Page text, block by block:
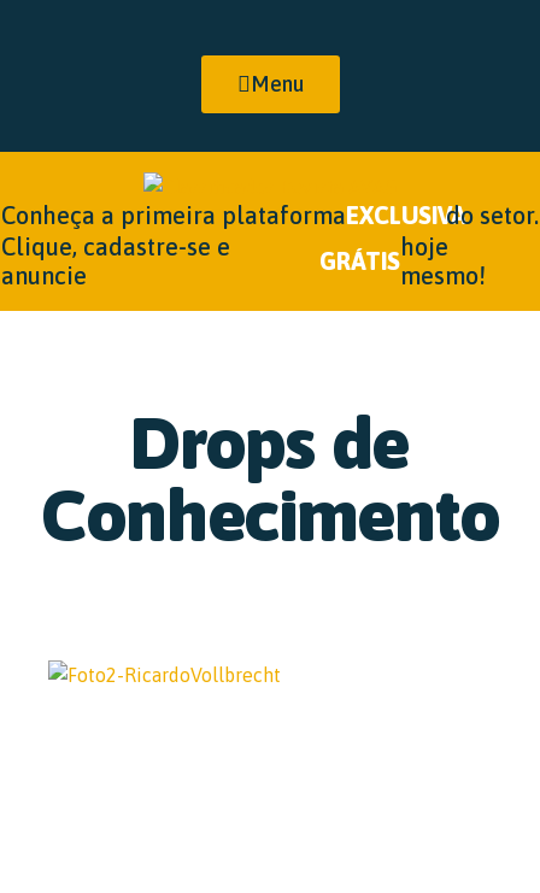
Menu
Conheça a primeira plataformaEXCLUSIVAdo setor.
Clique, cadastre-se e
anuncie
GRÁTIS
hoje
mesmo!
Drops de
Conhecimento